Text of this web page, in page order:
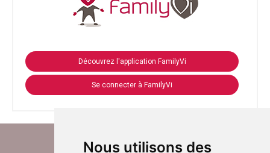
Nous utilisons des
Découvrez l'application FamilyVi
Se connecter à FamilyVi